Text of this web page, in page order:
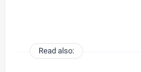
Read also: